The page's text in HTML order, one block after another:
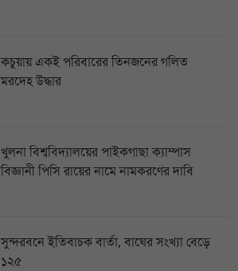
কচুয়ায় একই পরিবারের তিনজনের গলিত
মরদেহ উদ্ধার
খুলনা বিশ্ববিদ্যালয়ের পাইকগাছা ক্যাম্পাস
বিজ্ঞানী পিসি রায়ের নামে নামকরণের দাবি
সুন্দরবনে ইতিবাচক বার্তা, বাঘের সংখ্যা বেড়ে
১২৫